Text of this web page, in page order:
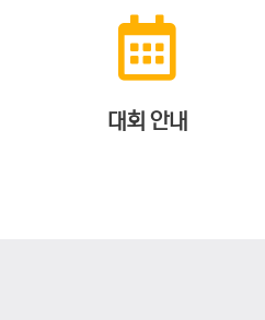
대회 안내